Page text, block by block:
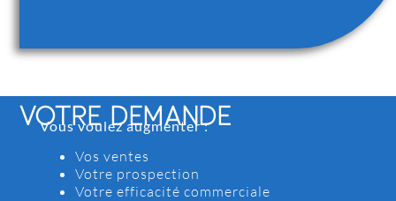
VOTRE DEMANDE
Vous voulez augmenter :
Vos ventes
Votre prospection
Votre efficacité commerciale